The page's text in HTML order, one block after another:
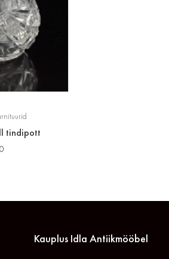
tindipott
Kauplus Idla Antiikmööbel